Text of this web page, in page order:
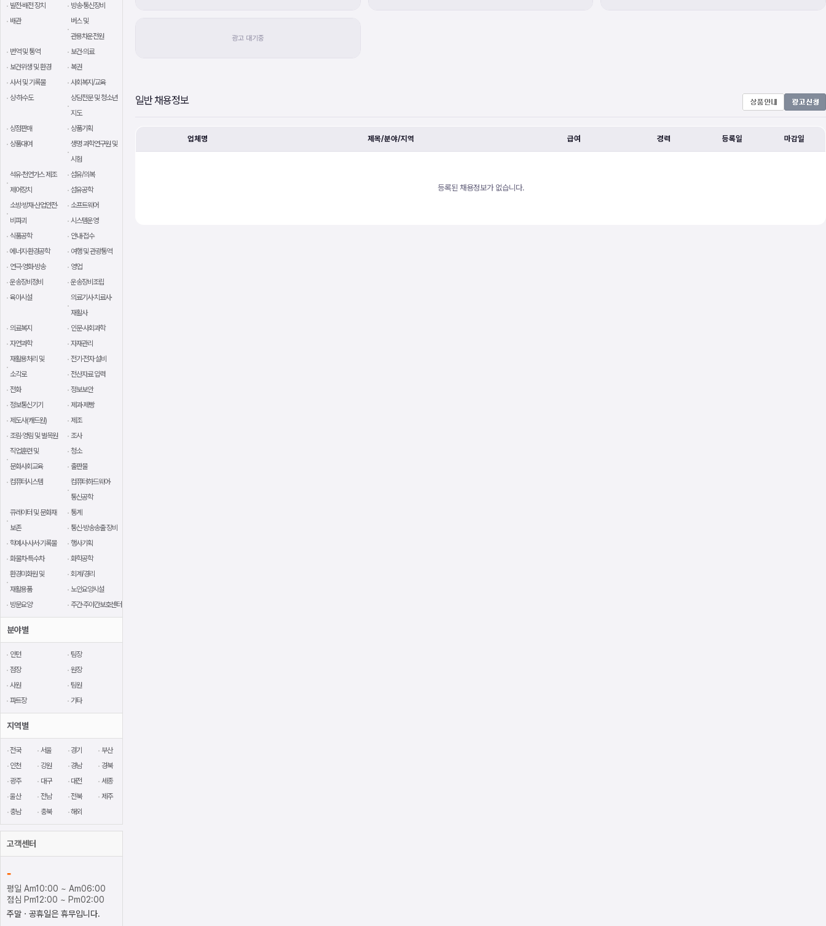
발전·배전 장치
방송·통신장비
배관
버스 및
관용차운전원
번역 및 통역
보건·의료
보건위생 및 환경
복권
사서 및 기록물
사회복지/교육
상·하수도
상담전문 및 청소년
지도
상점판매
상품기획
상품대여
생명 과학연구원 및
시험
석유·천연가스 제조
제어장치
섬유/의복
섬유공학
소방·방재·산업안전·
비파괴
소프트웨어
시스템운영
식품공학
안내·접수
에너지·환경공학
여행 및 관광통역
연극·영화·방송
영업
운송장비정비
운송장비조립
육아시설
의료기사·치료사·
재활사
의료복지
인문·사회과학
자연과학
자재관리
재활용처리 및
소각로
전기·전자 설비
전산자료 입력
전화
정보보안
정보통신기기
제과·제빵
제도사(캐드원)
제조
조림·영림 및 벌목원
조사
직업훈련 및
문화사회교육
청소
출판물
컴퓨터시스템
컴퓨터하드웨어·
통신공학
큐레이터 및 문화재
보존
통계
통신·방송송출 장비
학예사·사서·기록물
행사기획
화물차·특수차
화학공학
환경미화원 및
재활용품
회계/경리
노인요양시설
방문요양
주간·주야간보호센터
분야별
인턴
팀장
점장
원장
사원
팀원
파트장
기타
지역별
전국 서울 경기
부산
인천
강원 경남
경북
광주
대구 대전
세종
울산
전남 전북
제주
충남
충북 해외
고객센터
-
평일 Am10:00 ~ Am06:00
점심 Pm12:00 ~ Pm02:00
주말ㆍ공휴일은 휴무입니다.
일반 채용정보
업체명 제목/분야/지역 급여 경력 등록일 마감일
등록된 채용정보가 없습니다.